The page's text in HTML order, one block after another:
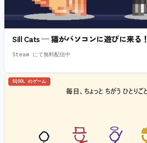
Sill Cats — 猫がパソコンに遊びに来る！
Steam にて無料配信中
SQOOL のゲーム